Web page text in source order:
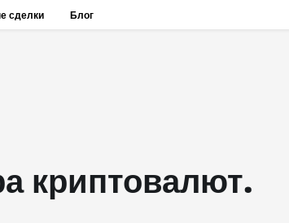
сделки Блог
криптовалют.